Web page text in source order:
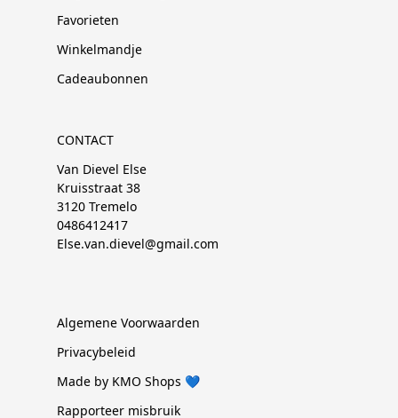
Favorieten
Winkelmandje
Cadeaubonnen
CONTACT
Van Dievel Else
Kruisstraat 38
3120 Tremelo
0486412417
Else.van.dievel@gmail.com
Algemene Voorwaarden
Privacybeleid
Made by KMO Shops 💙
Rapporteer misbruik